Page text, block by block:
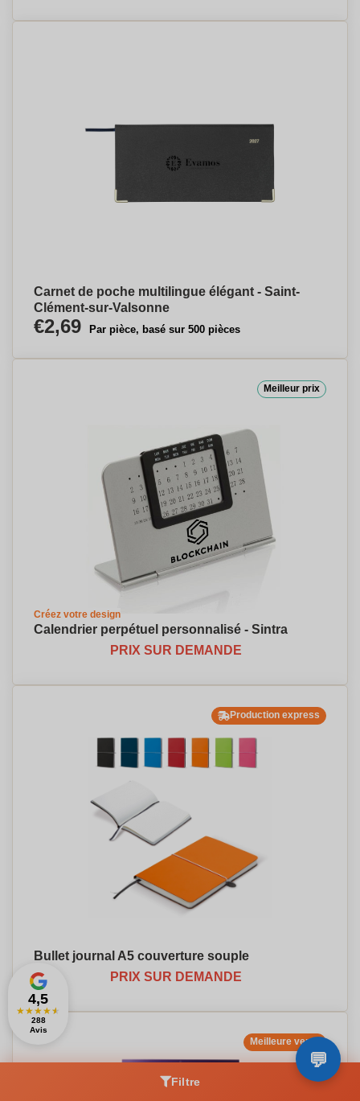
Carnet de poche multilingue élégant - Saint-
Clément-sur-Valsonne
€2,69 Par pièce, basé sur 500 pièces
Meilleur prix
Créez votre design
Calendrier perpétuel personnalisé - Sintra
PRIX SUR DEMANDE
Production express
Bullet journal A5 couverture souple
PRIX SUR DEMANDE
Meilleure vente
Filtre
4,5
★★★★★
288
Avis